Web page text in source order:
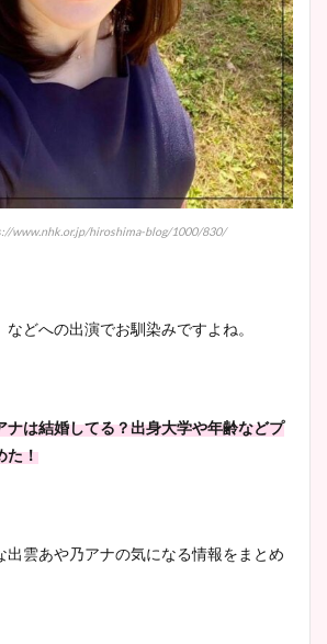
www.nhk.or.jp/hiroshima-blog/1000/830/
などへの出演でお馴染みですよね。
ナは結婚してる？出身大学や年齢などプ
た！
出雲あや乃アナの気になる情報をまとめ